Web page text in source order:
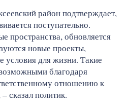
район подтверждает,
поступательно.
пространства, обновляется
новые проекты,
условия для жизни. Такие
благодаря
отношению к
сказал политик.